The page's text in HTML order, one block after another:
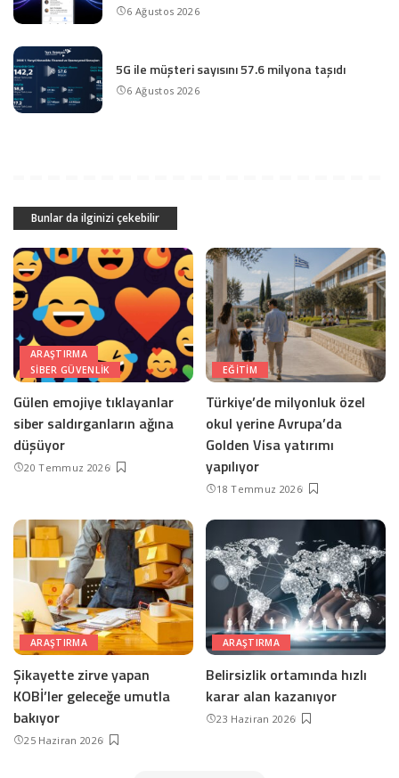
6 Ağustos 2026
5G ile müşteri sayısını 57.6 milyona taşıdı
6 Ağustos 2026
Bunlar da ilginizi çekebilir
ARAŞTIRMA
SIBER GÜVENLIK
Gülen emojiye tıklayanlar
siber saldırganların ağına
düşüyor
20 Temmuz 2026
EĞITIM
Türkiye’de milyonluk özel
okul yerine Avrupa’da
Golden Visa yatırımı
yapılıyor
18 Temmuz 2026
ARAŞTIRMA
Şikayette zirve yapan
KOBİ’ler geleceğe umutla
bakıyor
25 Haziran 2026
ARAŞTIRMA
Belirsizlik ortamında hızlı
karar alan kazanıyor
23 Haziran 2026